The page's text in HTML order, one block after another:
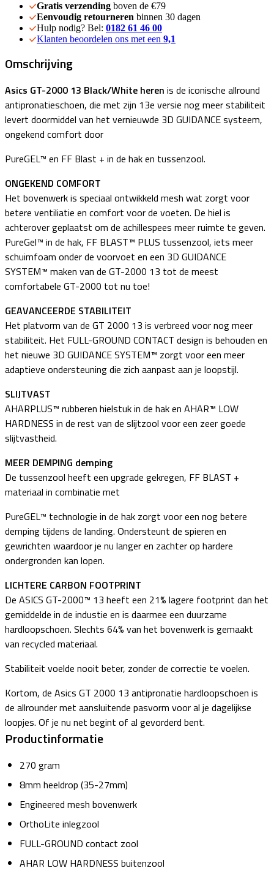
Gratis verzending boven de €79
Eenvoudig retourneren binnen 30 dagen
Hulp nodig? Bel: 0182 61 46 00
Klanten beoordelen ons met een 9,1
Omschrijving
Asics GT-2000 13 Black/White heren is de iconische allround
antipronatieschoen, die met zijn 13e versie nog meer stabiliteit
levert doormiddel van het vernieuwde 3D GUIDANCE systeem,
ongekend comfort door
PureGEL™ en FF Blast + in de hak en tussenzool.
ONGEKEND COMFORT
Het bovenwerk is speciaal ontwikkeld mesh wat zorgt voor
betere ventiliatie en comfort voor de voeten. De hiel is
achterover geplaatst om de achillespees meer ruimte te geven.
PureGel™ in de hak, FF BLAST™ PLUS tussenzool, iets meer
schuimfoam onder de voorvoet en een 3D GUIDANCE
SYSTEM™ maken van de GT-2000 13 tot de meest
comfortabele GT-2000 tot nu toe!
GEAVANCEERDE STABILITEIT
Het platvorm van de GT 2000 13 is verbreed voor nog meer
stabiliteit. Het FULL-GROUND CONTACT design is behouden en
het nieuwe 3D GUIDANCE SYSTEM™ zorgt voor een meer
adaptieve ondersteuning die zich aanpast aan je loopstijl.
SLIJTVAST
AHARPLUS™ rubberen hielstuk in de hak en AHAR™ LOW
HARDNESS in de rest van de slijtzool voor een zeer goede
slijtvastheid.
MEER DEMPING demping
De tussenzool heeft een upgrade gekregen, FF BLAST +
materiaal in combinatie met
PureGEL™ technologie in de hak zorgt voor een nog betere
demping tijdens de landing. Ondersteunt de spieren en
gewrichten waardoor je nu langer en zachter op hardere
ondergronden kan lopen.
LICHTERE CARBON FOOTPRINT
De ASICS GT-2000™ 13 heeft een 21% lagere footprint dan het
gemiddelde in de industie en is daarmee een duurzame
hardloopschoen. Slechts 64% van het bovenwerk is gemaakt
van recycled materiaal.
Stabiliteit voelde nooit beter, zonder de correctie te voelen.
Kortom, de Asics GT 2000 13 antipronatie hardloopschoen is
de allrounder met aansluitende pasvorm voor al je dagelijkse
loopjes. Of je nu net begint of al gevorderd bent.
Productinformatie
270 gram
8mm heeldrop (35-27mm)
Engineered mesh bovenwerk
OrthoLite inlegzool
FULL-GROUND contact zool
AHAR LOW HARDNESS buitenzool